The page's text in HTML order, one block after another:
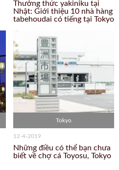
Thưởng thức yakiniku tại
Nhật: Giới thiệu 10 nhà hàng
tabehoudai có tiếng tại Tokyo
Tokyo
12-4-2019
Những điều có thể bạn chưa
biết về chợ cá Toyosu, Tokyo